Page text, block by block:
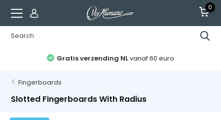
0
Gratis verzending NLvanaf 60 euro
Fingerboards
Slotted Fingerboards With Radius